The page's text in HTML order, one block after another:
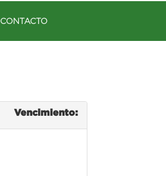
CONTACTO
Vencimiento: